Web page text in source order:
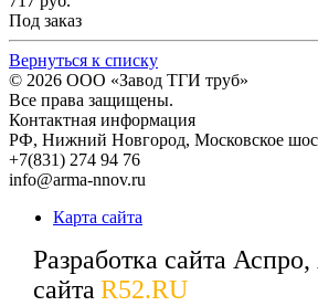
Под заказ
Вернуться к списку
© 2026 ООО «Завод ТГИ труб»
Все права защищены.
Контактная информация
РФ, Нижний Новгород, Московское
+7(831) 274 94 76
info@arma-nnov.ru
Карта сайта
Разработка сайта
сайта R52.RU